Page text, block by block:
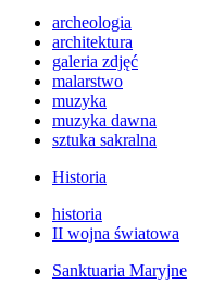
archeologia
architektura
galeria zdjęć
malarstwo
muzyka
muzyka dawna
sztuka sakralna
Historia
historia
II wojna światowa
Sanktuaria Maryjne